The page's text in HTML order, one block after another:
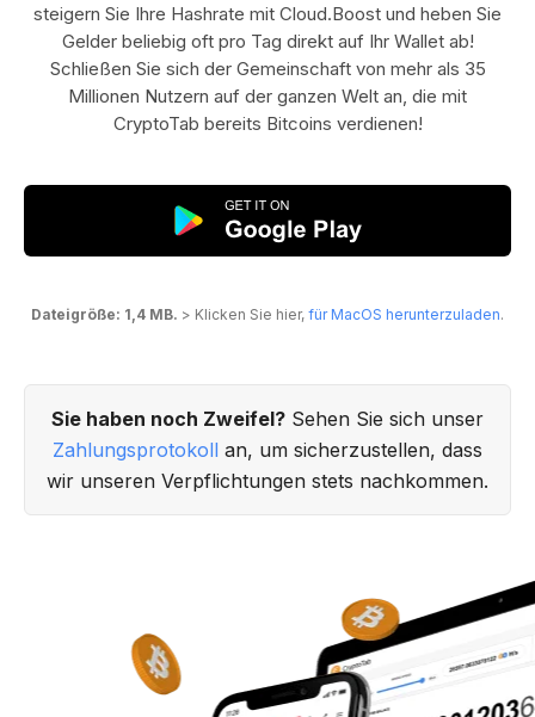
steigern Sie Ihre Hashrate mit Cloud.Boost und heben Sie
Gelder beliebig oft pro Tag direkt auf Ihr Wallet ab!
Schließen Sie sich der Gemeinschaft von mehr als 35
Millionen Nutzern auf der ganzen Welt an, die mit
CryptoTab bereits Bitcoins verdienen!
Dateigröße: 1,4 MB. > Klicken Sie hier, für MacOS herunterzuladen.
Sie haben noch Zweifel? Sehen Sie sich unser
Zahlungsprotokoll an, um sicherzustellen, dass
wir unseren Verpflichtungen stets nachkommen.